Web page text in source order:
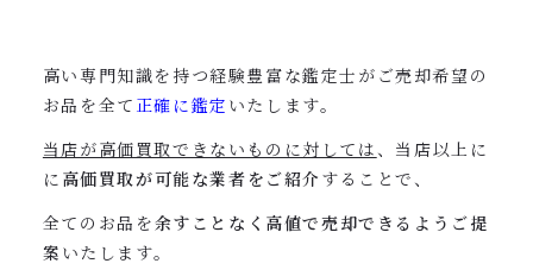
高い専門知識を持つ経験豊富な鑑定士がご売却希望の
お品を全て 正確に鑑定 いたします。
当店が高価買取できないものに対しては、当店以上に
に 高価買取が可能な業者をご紹介 することで、
全てのお品を余すことなく高値で売却できるようご提
案 いたします。